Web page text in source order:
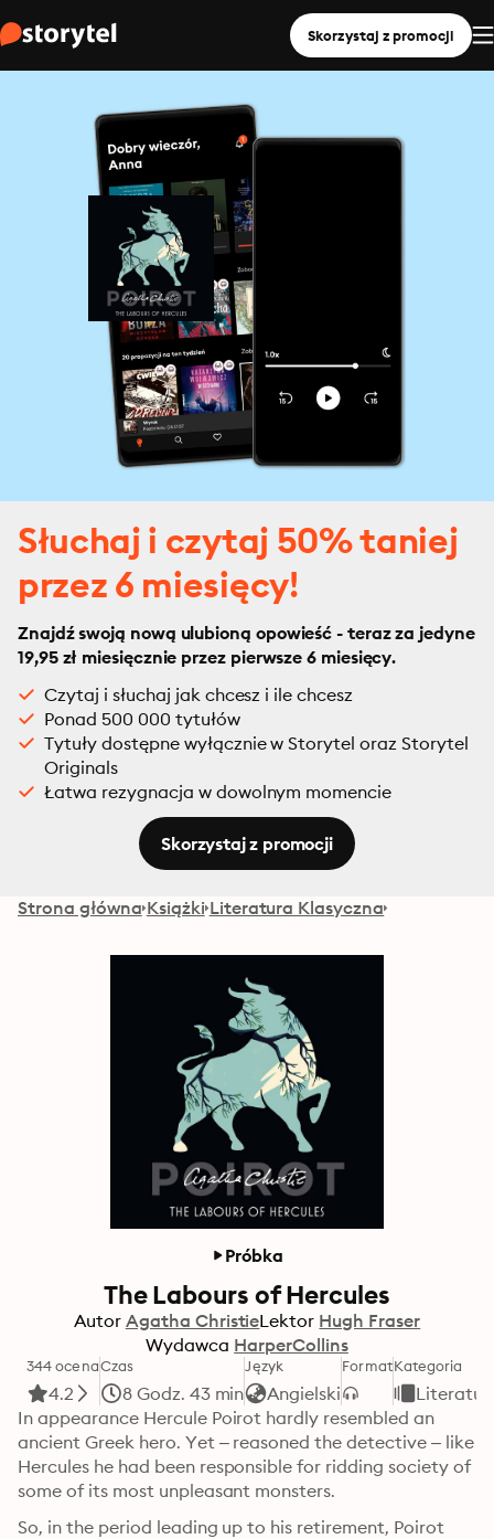
Skorzystaj z promocji
Słuchaj i czytaj 50% taniej
przez 6 miesięcy!
Znajdź swoją nową ulubioną opowieść - teraz za jedyne
19,95 zł miesięcznie przez pierwsze 6 miesięcy.
Czytaj i słuchaj jak chcesz i ile chcesz
Ponad 500 000 tytułów
Tytuły dostępne wyłącznie w Storytel oraz Storytel
Originals
Łatwa rezygnacja w dowolnym momencie
Skorzystaj z promocji
Strona główna Książki Literatura Klasyczna
Próbka
The Labours of Hercules
Autor Agatha ChristieLektor Hugh Fraser
Wydawca HarperCollins
344 ocena
4.2
Czas
8 Godz. 43 min
Język
Angielski
FormatKategoria
In appearance Hercule Poirot hardly resembled an
ancient Greek hero. Yet – reasoned the detective – like
Hercules he had been responsible for ridding society of
some of its most unpleasant monsters.
So, in the period leading up to his retirement, Poirot